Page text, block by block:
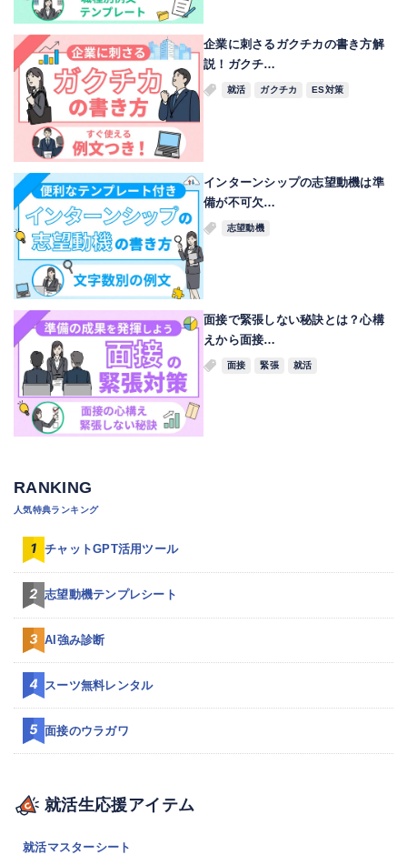
企業に刺さるガクチカの書き方解
説！ガクチ…
就活 ガクチカ ES対策
インターンシップの志望動機は準
備が不可欠…
志望動機
面接で緊張しない秘訣とは？心構
えから面接…
面接 緊張 就活
RANKING
人気特典ランキング
チャットGPT活用ツール
志望動機テンプレシート
AI強み診断
スーツ無料レンタル
面接のウラガワ
就活生応援アイテム
就活マスターシート